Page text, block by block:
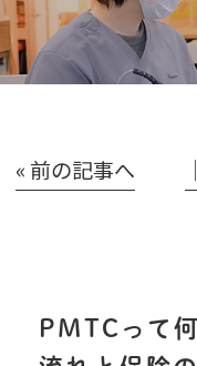
« 前の記事へ
PMTCって